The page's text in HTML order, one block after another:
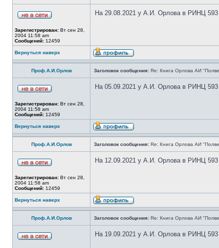
Зарегистрирован: Вт сен 28,
2004 11:58 am
Сообщений: 12459
На 29.08.2021 у А.И. Орлова в РИНЦ 593
Вернуться наверх
Проф.А.И.Орлов Заголовок сообщения: Re: Книга Орлова АИ
Зарегистрирован: Вт сен 28,
2004 11:58 am
Сообщений: 12459
На 05.09.2021 у А.И. Орлова в РИНЦ 593
Вернуться наверх
Проф.А.И.Орлов Заголовок сообщения: Re: Книга Орлова АИ
Зарегистрирован: Вт сен 28,
2004 11:58 am
Сообщений: 12459
На 12.09.2021 у А.И. Орлова в РИНЦ 593
Вернуться наверх
Проф.А.И.Орлов Заголовок сообщения: Re: Книга Орлова АИ
На 19.09.2021 у А.И. Орлова в РИНЦ 593